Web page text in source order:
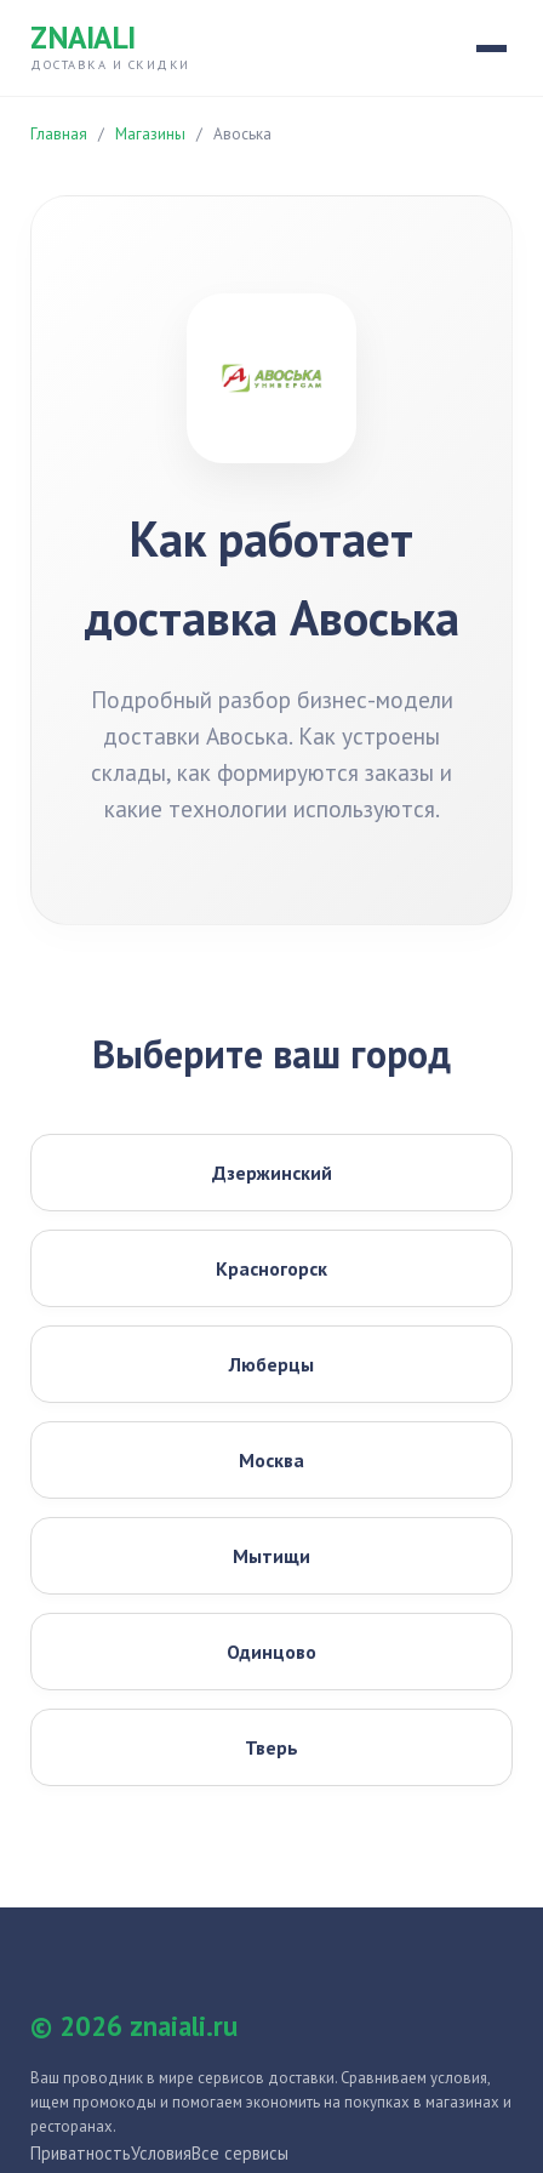
ZNAIALI
ДОСТАВКА И СКИДКИ
Главная / Магазины / Авоська
Как работает
доставка Авоська
Подробный разбор бизнес-модели
доставки Авоська. Как устроены
склады, как формируются заказы и
какие технологии используются.
Выберите ваш город
Дзержинский
Красногорск
Люберцы
Москва
Мытищи
Одинцово
Тверь
© 2026 znaiali.ru
Ваш проводник в мире сервисов доставки. Сравниваем условия,
ищем промокоды и помогаем экономить на покупках в магазинах и
ресторанах.
ПриватностьУсловияВсе сервисы